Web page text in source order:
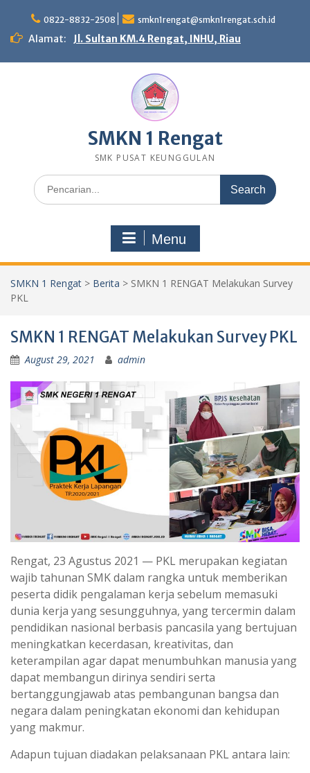
content
0822-8832-2508 smkn1rengat@smkn1rengat.sch.id
Alamat: Jl. Sultan KM.4 Rengat, INHU, Riau
SMKN 1 Rengat
SMK PUSAT KEUNGGULAN
Search
for:
Menu
SMKN 1 Rengat > Berita > SMKN 1 RENGAT Melakukan Survey
PKL
SMKN 1 RENGAT Melakukan Survey PKL
August 29, 2021 admin
Rengat, 23 Agustus 2021 — PKL merupakan kegiatan
wajib tahunan SMK dalam rangka untuk memberikan
peserta didik pengalaman kerja sebelum memasuki
dunia kerja yang sesungguhnya, yang tercermin dalam
pendidikan nasional berbasis pancasila yang bertujuan
meningkatkan kecerdasan, kreativitas, dan
keterampilan agar dapat menumbuhkan manusia yang
dapat membangun dirinya sendiri serta
bertanggungjawab atas pembangunan bangsa dan
negara dalam peningkatan ekonomi dan kehidupan
yang makmur.
Adapun tujuan diadakan pelaksanaan PKL antara lain: